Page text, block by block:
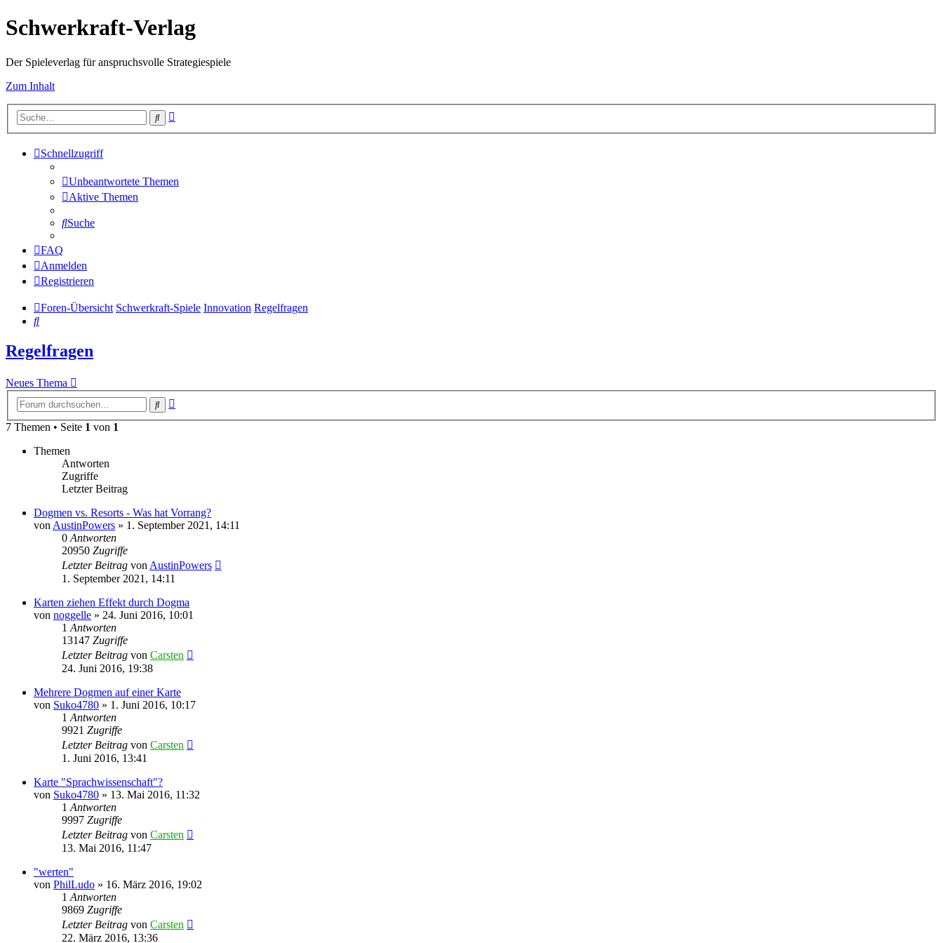
Schwerkraft-Verlag
Der Spieleverlag für anspruchsvolle Strategiespiele
Zum Inhalt
Suche
Schnellzugriff
Unbeantwortete Themen
Aktive Themen
Suche
FAQ
Anmelden
Registrieren
Foren-Übersicht Schwerkraft-Spiele Innovation Regelfragen
Suche
Regelfragen
Neues Thema
Suche
7 Themen • Seite 1 von 1
Themen
Antworten
Zugriffe
Letzter Beitrag
Dogmen vs. Resorts - Was hat Vorrang?
von AustinPowers » 1. September 2021, 14:11
0 Antworten
20950 Zugriffe
Letzter Beitrag von AustinPowers
1. September 2021, 14:11
Karten ziehen Effekt durch Dogma
von noggelle » 24. Juni 2016, 10:01
1 Antworten
13147 Zugriffe
Letzter Beitrag von Carsten
24. Juni 2016, 19:38
Mehrere Dogmen auf einer Karte
von Suko4780 » 1. Juni 2016, 10:17
1 Antworten
9921 Zugriffe
Letzter Beitrag von Carsten
1. Juni 2016, 13:41
Karte "Sprachwissenschaft"?
von Suko4780 » 13. Mai 2016, 11:32
1 Antworten
9997 Zugriffe
Letzter Beitrag von Carsten
13. Mai 2016, 11:47
"werten"
von PhilLudo » 16. März 2016, 19:02
1 Antworten
9869 Zugriffe
Letzter Beitrag von Carsten
22. März 2016, 13:36